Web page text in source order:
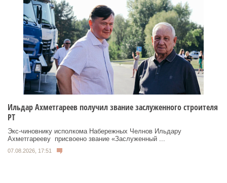
Ильдар Ахметгареев получил звание заслуженного строителя
РТ
Экс‑чиновнику исполкома Набережных Челнов Ильдару
Ахметгарееву присвоено звание «Заслуженный ...
07.08.2026, 17:51